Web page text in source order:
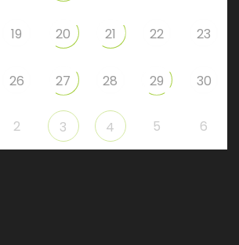
19 20 21 22 23
26 27 28 29 30
2 3 4 5 6